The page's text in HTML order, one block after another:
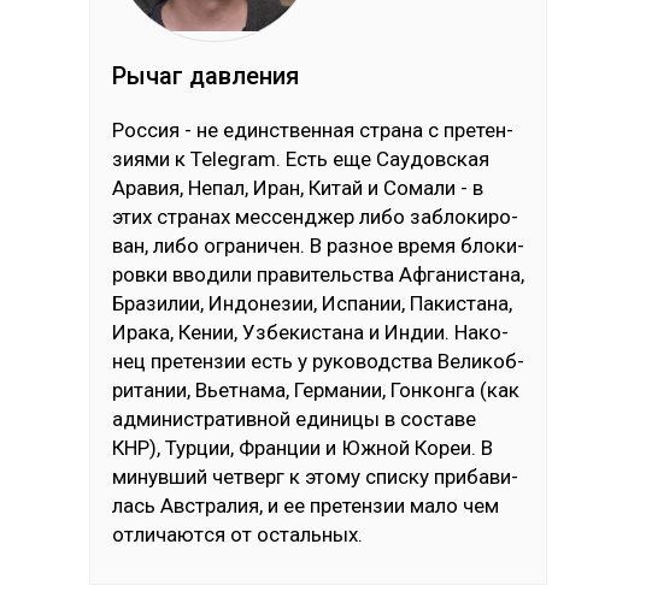
Ры­чаг дав­ле­ния
Рос­сия - не единс­твен­ная стра­на с пре­тен­
зия­ми к Telegram. Есть еще Сау­дов­ская
Ара­вия, Не­пал, Иран, Ки­тай и Со­ма­ли - в
этих стра­нах мес­сен­джер ли­бо заб­ло­ки­ро­
ван, ли­бо ог­ра­ни­чен. В раз­ное вре­мя бло­ки­
ров­ки вво­ди­ли пра­ви­тель­ства Аф­га­нис­та­на,
Бра­зи­лии, Ин­до­не­зии, Ис­па­нии, Па­кис­та­на,
Ира­ка, Ке­нии, Уз­бе­кис­та­на и Ин­дии. На­ко­
нец пре­тен­зии есть у ру­ко­водс­тва Ве­ли­коб­
ри­та­нии, Вь­ет­на­ма, Гер­ма­нии, Гон­кон­га (как
ад­ми­нис­тра­тив­ной еди­ни­цы в сос­та­ве
КНР), Тур­ции, Фран­ции и Юж­ной Ко­реи. В
ми­нув­ший чет­верг к это­му спис­ку при­ба­ви­
лась Авс­тра­лия, и ее пре­тен­зии ма­ло чем
от­ли­чают­ся от ос­таль­ных.